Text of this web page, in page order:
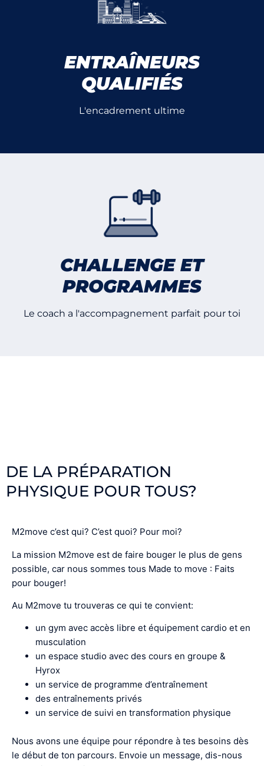
ENTRAÎNEURS
QUALIFIÉS
L'encadrement ultime
CHALLENGE ET
PROGRAMMES
Le coach a l'accompagnement parfait pour toi
DE LA PRÉPARATION
PHYSIQUE POUR TOUS?
M2move c’est qui? C’est quoi? Pour moi?
La mission M2move est de faire bouger le plus de gens
possible, car nous sommes tous Made to move : Faits
pour bouger!
Au M2move tu trouveras ce qui te convient:
un gym avec accès libre et équipement cardio et en
musculation
un espace studio avec des cours en groupe &
Hyrox
un service de programme d’entraînement
des entraînements privés
un service de suivi en transformation physique
Nous avons une équipe pour répondre à tes besoins dès
le début de ton parcours. Envoie un message, dis-nous